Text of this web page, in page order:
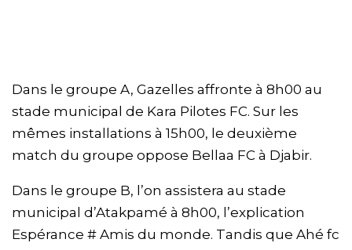
Dans le groupe A, Gazelles affronte à 8h00 au
stade municipal de Kara Pilotes FC. Sur les
mêmes installations à 15h00, le deuxième
match du groupe oppose Bellaa FC à Djabir.
Dans le groupe B, l’on assistera au stade
municipal d’Atakpamé à 8h00, l’explication
Espérance # Amis du monde. Tandis que Ahé fc